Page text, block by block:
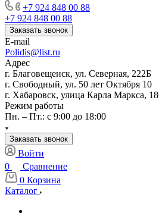
+7 924 848 00 88
+7 924 848 00 88
Заказать звонок
E-mail
Polidis@list.ru
Адрес
г. Благовещенск, ул. Северная, 222Б
г. Свободный, ул. 50 лет Октября 10
г. Хабаровск, улица Карла Маркса,
Режим работы
Пн. – Пт.: с 9:00 до 18:00
Заказать звонок
Войти
0
Сравнение
0 Корзина
Каталог